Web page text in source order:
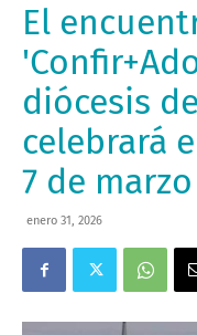
El
diócesis
celebrará
7 de marzo
enero 31, 2026